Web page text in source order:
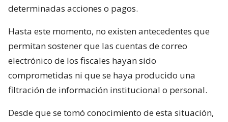
determinadas acciones o pagos.
Hasta este momento, no existen antecedentes que
permitan sostener que las cuentas de correo
electrónico de los fiscales hayan sido
comprometidas ni que se haya producido una
filtración de información institucional o personal.
Desde que se tomó conocimiento de esta situación,